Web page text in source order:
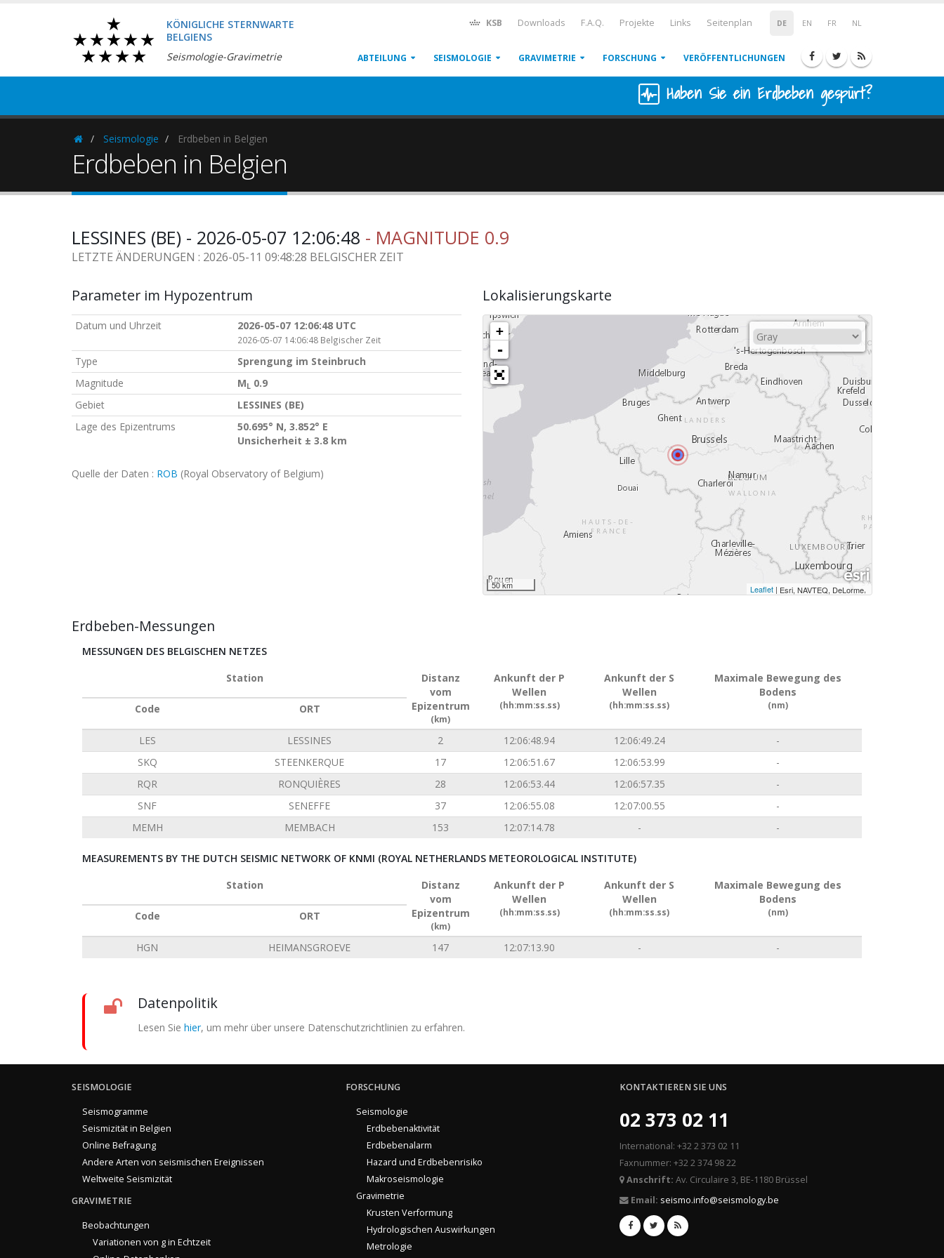
KÖNIGLICHE STERNWARTE
BELGIENS
Seismologie-Gravimetrie
DE EN FR NL
KSB Downloads F.A.Q. Projekte Links Seitenplan
ABTEILUNG SEISMOLOGIE GRAVIMETRIE FORSCHUNG VERÖFFENTLICHUNGEN
Haben Sie ein Erdbeben gespürt?
HomepageSeismologie Erdbeben in Belgien
Erdbeben in Belgien
LESSINES (BE) - 2026-05-07 12:06:48 - MAGNITUDE 0.9
LETZTE ÄNDERUNGEN : 2026-05-11 09:48:28 BELGISCHER ZEIT
Parameter im Hypozentrum
Datum und Uhrzeit 2026-05-07 12:06:48 UTC
2026-05-07 14:06:48 Belgischer Zeit
Type
Sprengung im Steinbruch
Magnitude
ML 0.9
Gebiet
LESSINES (BE)
Lage des Epizentrums
50.695° N, 3.852° E
Unsicherheit ± 3.8 km
Quelle der Daten : ROB (Royal Observatory of Belgium)
Lokalisierungskarte
+
-
50 km Leaflet | Esri, NAVTEQ, DeLorme,
Erdbeben-Messungen
MESSUNGEN DES BELGISCHEN NETZES
Station
Distanz
vom
Epizentrum
(km)
Ankunft der P
Wellen
(hh:mm:ss.ss)
Ankunft der S
Wellen
(hh:mm:ss.ss)
Maximale Bewegung des
Bodens
(nm)
Code ORT
LES LESSINES 2 12:06:48.94 12:06:49.24
-
SKQ
STEENKERQUE 17 12:06:51.67 12:06:53.99
-
RQR
RONQUIÈRES 28 12:06:53.44 12:06:57.35
-
SNF
SENEFFE 37 12:06:55.08 12:07:00.55
-
MEMH
MEMBACH 153 12:07:14.78 - -
MEASUREMENTS BY THE DUTCH SEISMIC NETWORK OF KNMI (ROYAL NETHERLANDS METEOROLOGICAL INSTITUTE)
Station
Distanz
vom
Epizentrum
(km)
Ankunft der P
Wellen
(hh:mm:ss.ss)
Ankunft der S
Wellen
(hh:mm:ss.ss)
Maximale Bewegung des
Bodens
(nm)
Code ORT
HGN HEIMANSGROEVE 147 12:07:13.90 - -
Datenpolitik
Lesen Sie hier, um mehr über unsere Datenschutzrichtlinien zu erfahren.
SEISMOLOGIE
Seismogramme
Seismizität in Belgien
Online Befragung
Andere Arten von seismischen Ereignissen
Weltweite Seismizität
GRAVIMETRIE
Beobachtungen
Variationen von g in Echtzeit
FORSCHUNG
Seismologie
Erdbebenaktivität
Erdbebenalarm
Hazard und Erdbebenrisiko
Makroseismologie
Gravimetrie
Krusten Verformung
Hydrologischen Auswirkungen
Metrologie
KONTAKTIEREN SIE UNS
02 373 02 11
International: +32 2 373 02 11
Faxnummer: +32 2 374 98 22
Anschrift: Av. Circulaire 3, BE-1180 Brüssel
Email: seismo.info@seismology.be